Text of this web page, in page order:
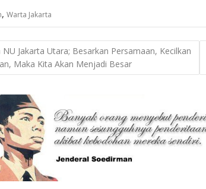
, Warta Jakarta
NU Jakarta Utara; Besarkan Persamaan, Kecilkan
Maka Kita Akan Menjadi Besar